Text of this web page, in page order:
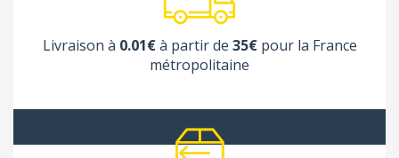
Livraison à 0.01€à partir de 35€pour la France
métropolitaine